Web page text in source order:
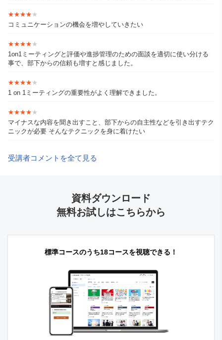
★★★★★
★★★★★
コミュニケーションの機会を増やしていきたい
★★★★★
★★★★★
1on1ミーティングと評価や進捗管理のための面談を適切に使い分ける
事で、部下からの信頼も増すと感じました。
★★★★★
★★★★★
1 on 1ミーティングの重要性がよく理解できました。
★★★★★
★★★★★
マイナスな内容を聞き出すこと、部下からの自主性などを引き出すテク
ニックが必要 そんなテクニックを身に着けたい
受講者コメントを全て見る
資料ダウンロード
無料お試しはこちらから
標準コースのうち18コースを視聴できる！